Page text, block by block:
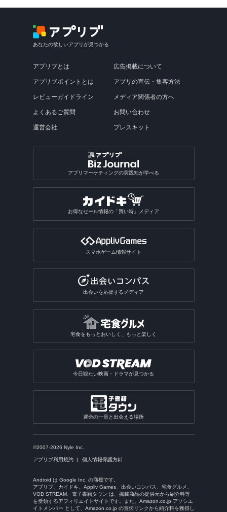
あなたの欲しいアプリが見つかる
アプリブとは
アプリブポイントとは
レビューガイドライン
よくあるご質問
運営会社
広告掲載について
アプリの宣伝・集客方法
メディア関係者の方へ
お問い合わせ
プレスキット
アプリマーケティングの実践知が学べる
お得なセール情報の「買い時」メディア
スマホゲーム情報サイト
出会いを応援するメディア
宅食をもっとおいしく、もっと楽しく
今日観たい映画・ドラマが見つかる
運命の一冊と出会える場所
©2007-2026 Nyle Inc.
アプリブ利用規約 個人情報保護方針
Android は Google Inc. の商標です。
アプリブ、カイドキ、Appliv Games、出会いコンパス、宅食グルメ、
VOD STREAM、電子書籍タウン は、掲載商品の提供元から紹介料等
を受領するアフィリエイトサイトです。また、Amazon.co.jp アソシエ
イトメンバー として、Amazon.co.jp の宣伝リンクから紹介料を獲得し